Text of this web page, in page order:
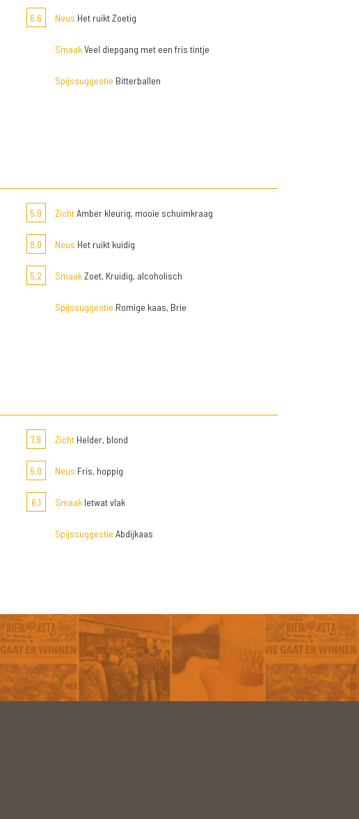
6,6 Neus Het ruikt Zoetig
SmaakVeel diepgang met een fris tintje
Spijssuggestie Bitterballen
5,9 ZichtAmber kleurig, mooie schuimkraag
8,0 Neus Het ruikt kuidig
5,2 SmaakZoet, Kruidig, alcoholisch
Spijssuggestie Romige kaas, Brie
7,9 ZichtHelder, blond
5,0 Neus Fris, hoppig
6,1 SmaakIetwat vlak
Spijssuggestie Abdijkaas